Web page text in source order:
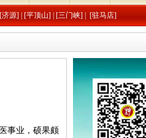
[济源] [平顶山] [三门峡] [驻马店]
事业，硕果颇